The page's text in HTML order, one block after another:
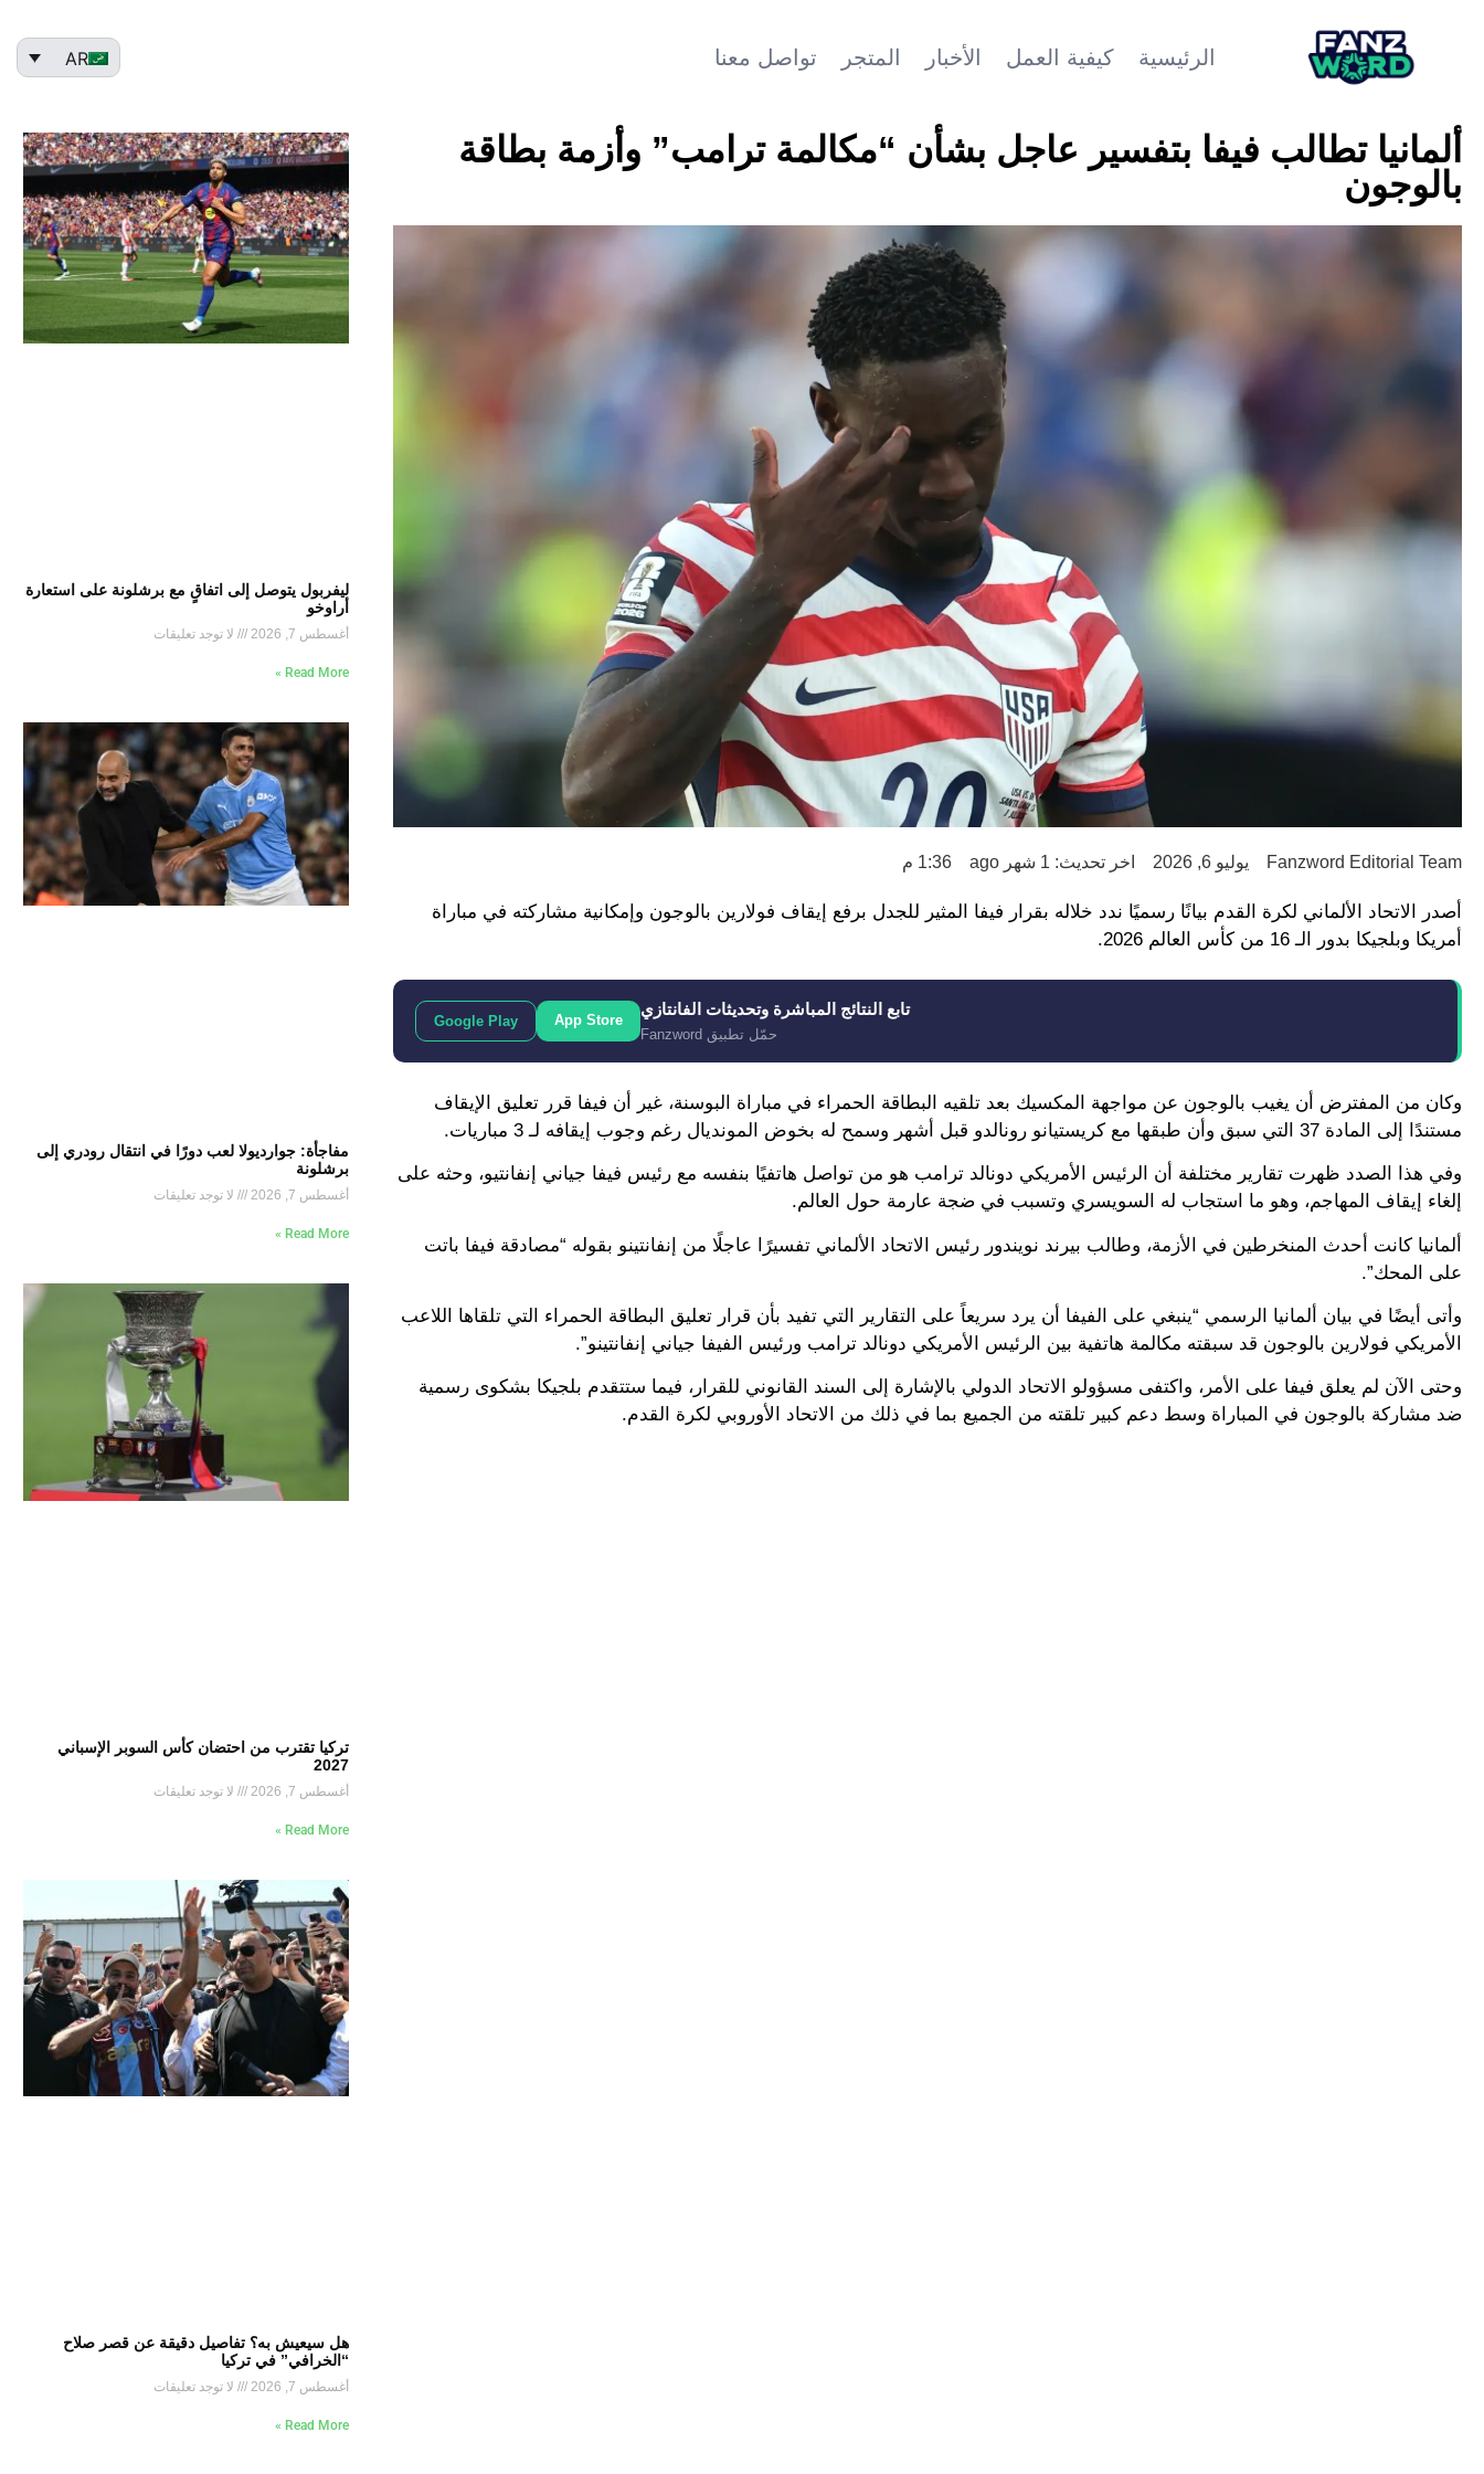
الرئيسية كيفية العمل الأخبار المتجر تواصل معنا AR
ألمانيا تطالب فيفا بتفسير عاجل بشأن “مكالمة ترامب” وأزمة بطاقة
بالوجون
Fanzword Editorial Team يوليو 6, 2026 اخر تحديث: 1 شهر ago 1:36 م
أصدر الاتحاد الألماني لكرة القدم بيانًا رسميًا ندد خلاله بقرار فيفا المثير للجدل برفع إيقاف فولارين بالوجون وإمكانية مشاركته في مباراة
أمريكا وبلجيكا بدور الـ 16 من كأس العالم 2026.
تابع النتائج المباشرة وتحديثات الفانتازي
حمّل تطبيق Fanzword
App Store
Google Play
وكان من المفترض أن يغيب بالوجون عن مواجهة المكسيك بعد تلقيه البطاقة الحمراء في مباراة البوسنة، غير أن فيفا قرر تعليق الإيقاف
مستندًا إلى المادة 37 التي سبق وأن طبقها مع كريستيانو رونالدو قبل أشهر وسمح له بخوض المونديال رغم وجوب إيقافه لـ 3 مباريات.
وفي هذا الصدد ظهرت تقارير مختلفة أن الرئيس الأمريكي دونالد ترامب هو من تواصل هاتفيًا بنفسه مع رئيس فيفا جياني إنفانتيو، وحثه على
إلغاء إيقاف المهاجم، وهو ما استجاب له السويسري وتسبب في ضجة عارمة حول العالم.
ألمانيا كانت أحدث المنخرطين في الأزمة، وطالب بيرند نويندور رئيس الاتحاد الألماني تفسيرًا عاجلًا من إنفانتينو بقوله “مصادقة فيفا باتت
على المحك”.
وأتى أيضًا في بيان ألمانيا الرسمي “ينبغي على الفيفا أن يرد سريعاً على التقارير التي تفيد بأن قرار تعليق البطاقة الحمراء التي تلقاها اللاعب
الأمريكي فولارين بالوجون قد سبقته مكالمة هاتفية بين الرئيس الأمريكي دونالد ترامب ورئيس الفيفا جياني إنفانتينو”.
وحتى الآن لم يعلق فيفا على الأمر، واكتفى مسؤولو الاتحاد الدولي بالإشارة إلى السند القانوني للقرار، فيما ستتقدم بلجيكا بشكوى رسمية
ضد مشاركة بالوجون في المباراة وسط دعم كبير تلقته من الجميع بما في ذلك من الاتحاد الأوروبي لكرة القدم.
ليفربول يتوصل إلى اتفاقٍ مع برشلونة على استعارة
أراوخو
أغسطس 7, 2026 لا توجد تعليقات
Read More »
مفاجأة: جوارديولا لعب دورًا في انتقال رودري إلى
برشلونة
أغسطس 7, 2026 لا توجد تعليقات
Read More »
تركيا تقترب من احتضان كأس السوبر الإسباني
2027
أغسطس 7, 2026 لا توجد تعليقات
Read More »
هل سيعيش به؟ تفاصيل دقيقة عن قصر صلاح
“الخرافي” في تركيا
أغسطس 7, 2026 لا توجد تعليقات
Read More »